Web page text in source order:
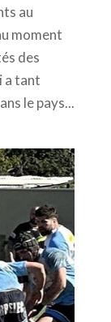
au
moment
des
a tant
le pays...